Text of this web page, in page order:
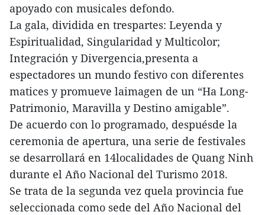
apoyado con musicales defondo.
La gala, dividida en trespartes: Leyenda y
Espiritualidad, Singularidad y Multicolor;
Integración y Divergencia,presenta a
espectadores un mundo festivo con diferentes
matices y promueve laimagen de un “Ha Long-
Patrimonio, Maravilla y Destino amigable”.
De acuerdo con lo programado, despuésde la
ceremonia de apertura, una serie de festivales
se desarrollará en 14localidades de Quang Ninh
durante el Año Nacional del Turismo 2018.
Se trata de la segunda vez quela provincia fue
seleccionada como sede del Año Nacional del